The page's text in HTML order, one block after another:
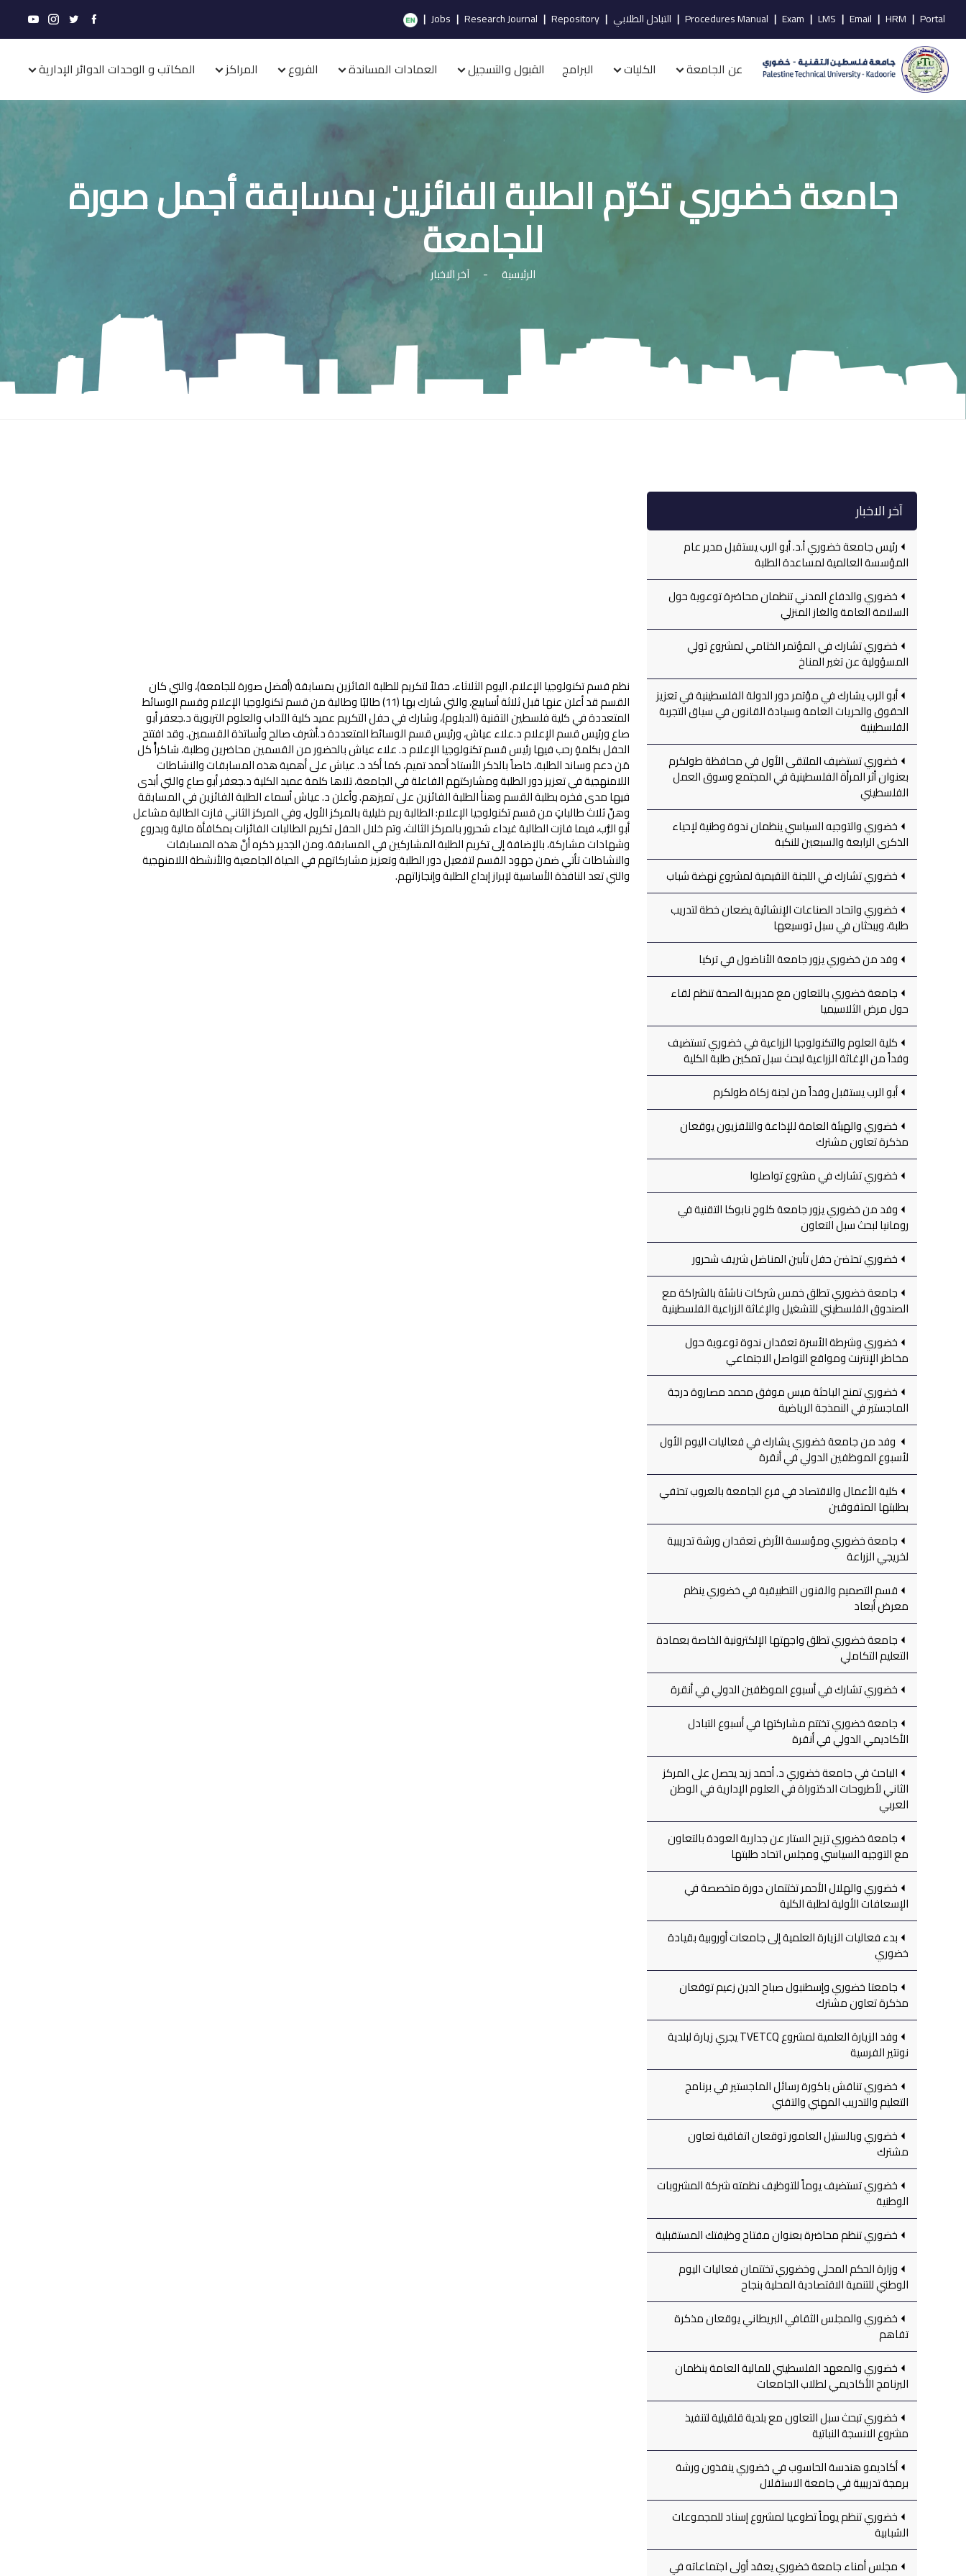
Portal
|
HRM
|
Email
|
LMS
|
Exam
|
Procedures Manual
| التبادل الطلابي |
Repository
|
Research Journal
|
Jobs
|
عن الجامعة الكليات البرامج القبول والتسجيل العمادات المساندة الفروع المراكز المكاتب و الوحدات الدوائر الإدارية
جامعة خضوري تكرّم الطلبة الفائزين بمسابقة أجمل صورة
للجامعة
الرئيسية - آخر الاخبار
آخر الاخبار
رئيس جامعة خضوري أ.د. أبو الرب يستقبل مدير عام
المؤسسة العالمية لمساعدة الطلبة
خضوري والدفاع المدني تنظمان محاضرة توعوية حول
السلامة العامة والغاز المنزلي
خضوري تشارك في المؤتمر الختامي لمشروع تولي
المسؤولية عن تغير المناخ
أبو الرب يشارك في مؤتمر دور الدولة الفلسطينية في تعزيز
الحقوق والحريات العامة وسيادة القانون في سياق التجربة
الفلسطينية
خضوري تستضيف الملتقى الأول في محافظة طولكرم
بعنوان أثر المرأة الفلسطينية في المجتمع وسوق العمل
الفلسطيني
خضوري والتوجيه السياسي ينظمان ندوة وطنية لإحياء
الذكرى الرابعة والسبعين للنكبة
خضوري تشارك في اللجنة التقيمية لمشروع نهضة شباب
خضوري واتحاد الصناعات الإنشائية يضعان خطة لتدريب
طلبة، ويبحثان في سبل توسيعها
وفد من خضوري يزور جامعة الأناضول في تركيا
جامعة خضوري بالتعاون مع مديرية الصحة تنظم لقاء
حول مرض الثلاسيميا
كلية العلوم والتكنولوجيا الزراعية في خضوري تستضيف
وفداً من الإغاثة الزراعية لبحث سبل تمكين طلبة الكلية
أبو الرب يستقبل وفداً من لجنة زكاة طولكرم
خضوري والهيئة العامة للإذاعة والتلفزيون يوقعان
مذكرة تعاون مشترك
خضوري تشارك في مشروع تواصلوا
وفد من خضوري يزور جامعة كلوج نابوكا التقنية في
رومانيا لبحث سبل التعاون
خضوري تحتضن حفل تأبين المناضل شريف شحرور
جامعة خضوري تطلق خمس شركات ناشئة بالشراكة مع
الصندوق الفلسطيني للتشغيل والإغاثة الزراعية الفلسطينية
خضوري وشرطة الأسرة تعقدان ندوة توعوية حول
مخاطر الإنترنت ومواقع التواصل الاجتماعي
خضوري تمنح الباحثة ميس موفق محمد مصاروة درجة
الماجستير في النمذجة الرياضية
وفد من جامعة خضوري يشارك في فعاليات اليوم الأول
لأسبوع الموظفين الدولي في أنقرة
كلية الأعمال والاقتصاد في فرع الجامعة بالعروب تحتفي
بطلبتها المتفوقين
جامعة خضوري ومؤسسة الأرض تعقدان ورشة تدريبية
لخريجي الزراعة
قسم التصميم والفنون التطبيقية في خضوري ينظم
معرض أبعاد
جامعة خضوري تطلق واجهتها الإلكترونية الخاصة بعمادة
التعليم التكاملي
خضوري تشارك في أسبوع الموظفين الدولي في أنقرة
جامعة خضوري تختتم مشاركتها في أسبوع التبادل
الأكاديمي الدولي في أنقرة
الباحث في جامعة خضوري د. أحمد زيد يحصل على المركز
الثاني لأطروحات الدكتوراة في العلوم الإدارية في الوطن
العربي
جامعة خضوري تزيح الستار عن جدارية العودة بالتعاون
مع التوجيه السياسي ومجلس اتحاد طلبتها
خضوري والهلال الأحمر تختتمان دورة متخصصة في
الإسعافات الأولية لطلبة الكلية
بدء فعاليات الزيارة العلمية إلى جامعات أوروبية بقيادة
خضوري
جامعتا خضوري وإسطنبول صباح الدين زعيم توقعان
مذكرة تعاون مشترك
وفد الزيارة العلمية لمشروع TVETCQ يجري زيارة لبلدية
نونتير الفرسية
خضوري تناقش باكورة رسائل الماجستير في برنامج
التعليم والتدريب المهني والتقني
خضوري وبالستيل العامور توقعان اتفاقية تعاون
مشترك
خضوري تستضيف يوماً للتوظيف نظمته شركة المشروبات
الوطنية
خضوري تنظم محاضرة بعنوان مفتاح وظيفتك المستقبلية
وزارة الحكم المحلي وخضوري تختتمان فعاليات اليوم
الوطني للتنمية الاقتصادية المحلية بنجاح
خضوري والمجلس الثقافي البريطاني يوقعان مذكرة
تفاهم
خضوري والمعهد الفلسطيني للمالية العامة ينظمان
البرنامج الأكاديمي لطلاب الجامعات
خضوري تبحث سبل التعاون مع بلدية قلقيلية لتنفيذ
مشروع الانسجة النباتية
أكاديمو هندسة الحاسوب في خضوري ينفذون ورشة
برمجة تدريبية في جامعة الاستقلال
خضوري تنظم يوماً تطوعيا لمشروع إسناد للمجموعات
الشبابية
مجلس أمناء جامعة خضوري يعقد أولى اجتماعاته في
نظم قسم تكنولوجيا الإعلام، اليوم الثلاثاء، حفلاً لتكريم للطلبة الفائزين بمسابقة (أفضل صورة للجامعة)، والتي كان
القسم قد أعلن عنها قبل ثلاثة أسابيع، والتي شارك بها (11) طالبًا وطالبة من قسم تكنولوجيا الإعلام وقسم الوسائط
المتعددة في كلية فلسطين التقنية (الدبلوم)، وشارك في حفل التكريم عميد كلية الآداب والعلوم التربوية د.جعفر أبو
صاع ورئيس قسم الإعلام د.علاء عياش، ورئيس قسم الوسائط المتعددة د.أشرف صالح وأساتذة القسمين. وقد افتتح
الحفل بكلمةٍ رحب فيها رئيس قسم تكنولوجيا الإعلام د. علاء عياش بالحضور من القسمين محاضرين وطلبة، شاكراًً كل
مَن دعم وساند الطلبة، خاصاً بالذكر الأستاذ أحمد تميم، كما أكد د. عياش على أهمية هذه المسابقات والنشاطات
اللامنهجية في تعزيز دور الطلبة ومشاركتهم الفاعلة في الجامعة، تلاها كلمة عميد الكلية د.جعفر أبو صاع والتي أبدى
فيها مدى فخره بطلبة القسم وهنأ الطلبة الفائزين على تميزهم. وأعلن د. عياش أسماء الطلبة الفائزين في المسابقة
وهنَّ ثلاث طالباتٍ من قسم تكنولوجيا الإعلام: الطالبة ريم خليلية بالمركز الأول، وفي المركز الثاني فازت الطالبة مشاعل
أبو الرُّب، فيما فازت الطالبة غيداء شحرور بالمركز الثالث، وتم خلال الحفل تكريم الطالبات الفائزات بمكافأة مالية وبدروع
وشهادات مشاركة، بالإضافة إلى تكريم الطلبة المشاركين في المسابقة. ومن الجدير ذكره أنَّ هذه المسابقات
والنشاطات تأتي ضمن جهود القسم لتفعيل دور الطلبة وتعزيز مشاركاتهم في الحياة الجامعية والأنشطة اللامنهجية
والتي تعد النافذة الأساسية لإبراز إبداع الطلبة وإنجازاتهم.